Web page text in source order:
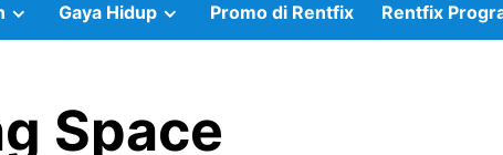
Gaya Hidup Promo di Rentfix Rentfix
Space